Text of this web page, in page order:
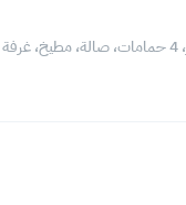
فيلا للايجار في ديار المحرق، المساحة 400 متر مربع، مكونة من دورين، البنيان مكون من 4 غرف منهم ماستر، 4 حمامات، صالة، مطيخ، غرفة